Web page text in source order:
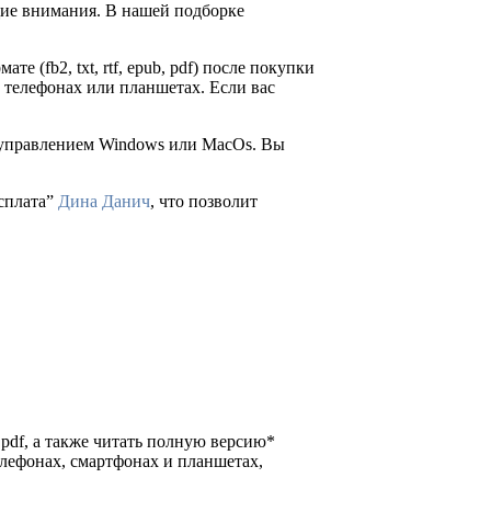
внимания. В нашей подборке
(fb2, txt, rtf, epub, pdf) после покупки
или планшетах. Если вас
Windows или MacOs. Вы
Дина Данич, что позволит
а также читать полную версию*
смартфонах и планшетах,